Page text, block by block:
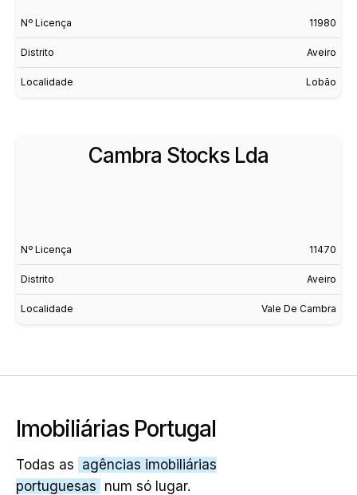
Nº Licença 11980
Distrito Aveiro
Localidade Lobão
Cambra Stocks Lda
Nº Licença 11470
Distrito Aveiro
Localidade Vale De Cambra
Imobiliárias Portugal
Todas as agências imobiliárias
portuguesas num só lugar.